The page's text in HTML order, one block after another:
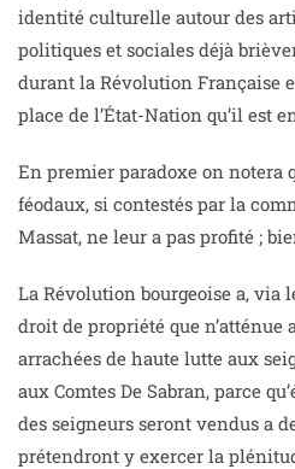
identité culturelle autour des
politiques et sociales déjà
durant la Révolution Française
place de l’État-Nation qu’il est
En premier paradoxe on notera
féodaux, si contestés par la
Massat, ne leur a pas profité ;
La Révolution bourgeoise a, via
droit de propriété que n’atténue
arrachées de haute lutte aux
aux Comtes De Sabran, parce
des seigneurs seront vendus a
prétendront y exercer la